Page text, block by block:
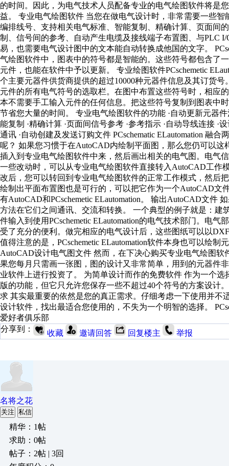
的时间。因此，为电气技术人员配备专业的电气绘图软件将是
益。 专业电气绘图软件 当您在做电气设计时，非常需要一些
编排线号、支持相关电气标准、智能复制、精确计算、页面间
制、信号间的参考、自动产生电缆及接线端子布置图、与PLC
易，也需要电气设计图中的文本能自动转换成他国的文字。
气绘图软件中，图表中的符号都是智能的。这些符号都包含了
元件，也能在软件中予以更新。 专业绘图软件PCschemetic
个主要元器件供货商提供的超过10000种元器件信息及其订货
元件的所有电气符号的选取栏。在图中布置这些符号时，相应
本不需要手工输入元件的任何信息。把这些符号复制到图表中
节省您大量的时间。 专业电气绘图软件的功能 ·自动更新元器
能复制 ·精确计算 ·页面间信号参考 ·参考指示 ·自动导线连接
通讯 ·自动创建及发送订购文件 PCschematic ELautomation 融
呢？ 如果您习惯于在AutoCAD内绘制平面图，那么您仍可以
插入到专业电气绘图软件中来，然后画出相关的电气图。电气
一些改动时，可以从专业电气绘图软件直接转入AutoCAD工
改后，您可以转回到专业电气绘图软件的正常工作模式，然后
绘制出平面布置图也是可行的，可以把它作为一个AutoCAD文
有AutoCAD和PCschemetic ELautomation。 输出AutoCAD文
方法在它们之间通讯、交流和转换。 一个典型的例子就是：
件输入到使用PCschemetic ELautomation的电气技术部门。电
受了充分的便利。做完相应的电气设计后，这些图纸可以以
值得注意的是，PCschemetic ELautomation软件本身也可以绘
AutoCAD设计电气图文件 然而，在下决心购买专业电气绘图
果您每月只需画一张图，图的设计又非常简单，用到的元器件
业软件上进行投资了。 为简单设计而作的免费软件 作为一个
版的功能，但它只允许您保存一些不超过40个符号的方案设计
求 其实最重要的依然是您的真正需求。仔细考虑一下使用并
设计软件，找出最适合您使用的，不失为一个明智的选择。
爱好者俱乐部
分享到：
收藏 邀请回答 回复楼主 举报
名将之花
关注 私信
精华：1帖
求助：0帖
帖子：2帖 | 3回